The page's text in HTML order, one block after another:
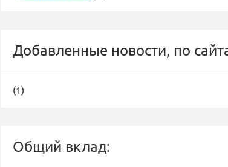
Добавленные новости, по
(1)
Общий вклад: